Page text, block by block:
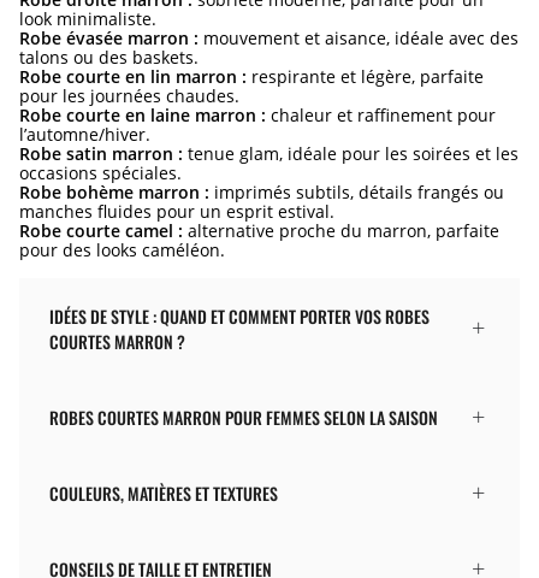
look minimaliste.
Robe évasée marron : mouvement et aisance, idéale avec des
talons ou des baskets.
Robe courte en lin marron : respirante et légère, parfaite
pour les journées chaudes.
Robe courte en laine marron : chaleur et raffinement pour
l’automne/hiver.
Robe satin marron : tenue glam, idéale pour les soirées et les
occasions spéciales.
Robe bohème marron : imprimés subtils, détails frangés ou
manches fluides pour un esprit estival.
Robe courte camel : alternative proche du marron, parfaite
pour des looks caméléon.
IDÉES DE STYLE : QUAND ET COMMENT PORTER VOS ROBES
COURTES MARRON ?
ROBES COURTES MARRON POUR FEMMES SELON LA SAISON
COULEURS, MATIÈRES ET TEXTURES
CONSEILS DE TAILLE ET ENTRETIEN